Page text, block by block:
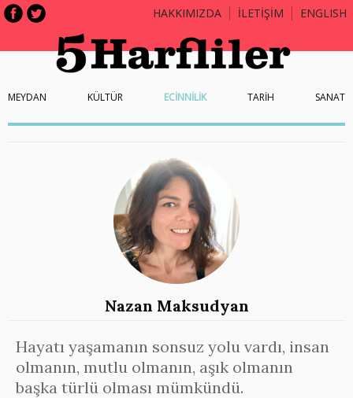
HAKKIMIZDA İLETİŞİM ENGLISH
MEYDAN KÜLTÜR ECİNNİLİK TARİH SANAT
Nazan Maksudyan
Hayatı yaşamanın sonsuz yolu vardı, insan
olmanın, mutlu olmanın, aşık olmanın
başka türlü olması mümkündü.